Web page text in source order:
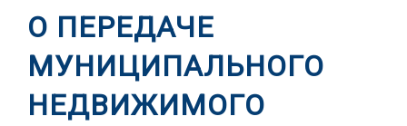
О ПЕРЕДАЧЕ
МУНИЦИПАЛЬНОГО
НЕДВИЖИМОГО